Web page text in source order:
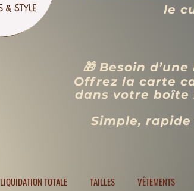
le
🎁 Besoin
Offrez la carte
dans votre boîte
Simple,
LIQUIDATION TOTALE TAILLES VÊTEMENTS